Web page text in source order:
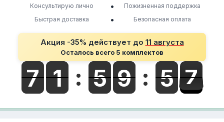
Консультирую лично •
Пожизненная поддержка
Быстрая доставка
• Безопасная оплата
Акция -35% действует до 11 августа
Осталось всего 5 комплектов